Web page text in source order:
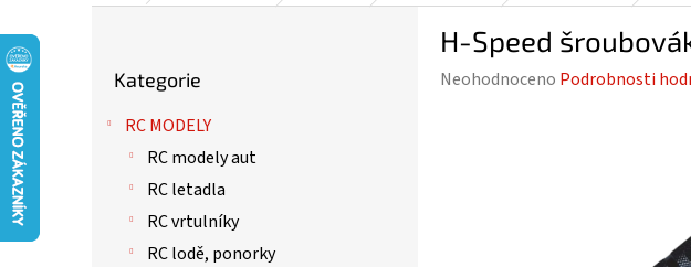
kategorie
Kategorie
RC MODELY
RC modely aut
RC letadla
RC vrtulníky
RC lodě, ponorky
H-Speed
Průměrné
Neohodnoceno Podrobnosti